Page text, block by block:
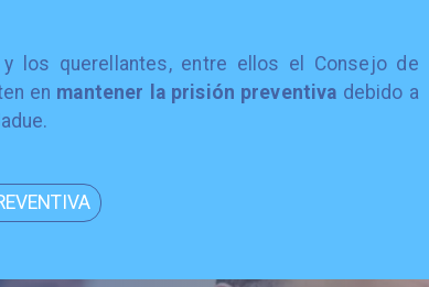
los querellantes, entre ellos el Consejo de
en mantener la prisión preventiva debido a